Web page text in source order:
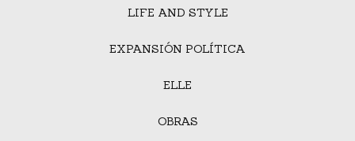
LIFE AND STYLE
EXPANSIÓN POLÍTICA
ELLE
OBRAS